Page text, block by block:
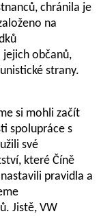
chránila je
na
občanů,
strany.
si mohli začít
spolupráce s
své
které Číně
pravidla a
Jistě, VW